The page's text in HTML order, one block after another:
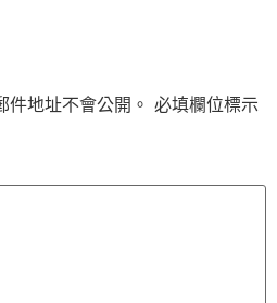
地址不會公開。 必填欄位標示